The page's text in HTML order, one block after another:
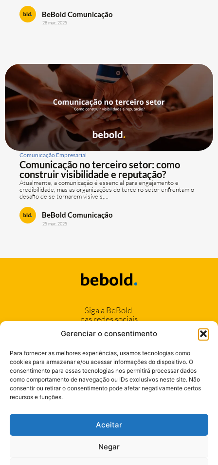
Gerenciar o consentimento
Para fornecer as melhores experiências, usamos tecnologias como
cookies para armazenar e/ou acessar informações do dispositivo. O
consentimento para essas tecnologias nos permitirá processar dados
como comportamento de navegação ou IDs exclusivos neste site. Não
consentir ou retirar o consentimento pode afetar negativamente certos
recursos e funções.
Aceitar
Negar
BeBold Comunicação
28 mar, 2025
Comunicação Empresarial
Comunicação no terceiro setor: como
construir visibilidade e reputação?
Atualmente, a comunicação é essencial para engajamento e
credibilidade, mas as organizações do terceiro setor enfrentam o
desafio de se tornarem visíveis,...
BeBold Comunicação
25 mar, 2025
Siga a BeBold
nas redes sociais
(11) 94042-1222
(17) 99106-6424
Seja nosso Cliente